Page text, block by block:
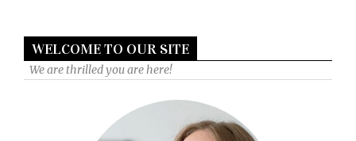
WELCOME TO OUR SITE
We are thrilled you are here!